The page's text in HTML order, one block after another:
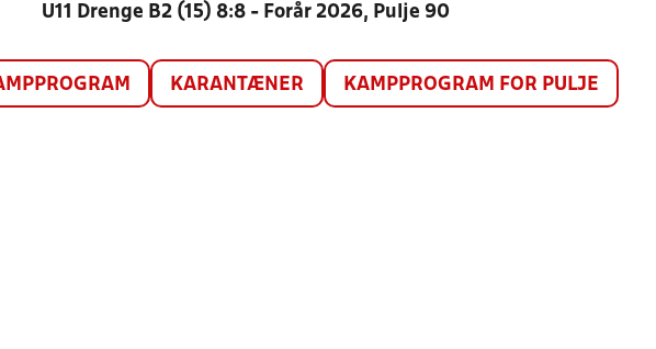
U11 Drenge B2 (15) 8:8 - Forår 2026, Pulje 90
KARANTÆNER KAMPPROGRAM FOR PULJE